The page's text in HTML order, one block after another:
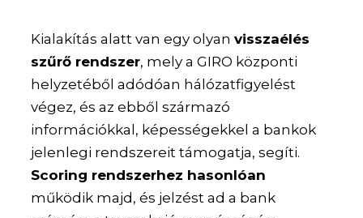
Kialakítás alatt van egy olyanvisszaélés
szűrő rendszer, mely a GIRO központi
helyzetéből adódóan hálózatfigyelést
végez, és az ebből származó
információkkal, képességekkel a bankok
jelenlegi rendszereit támogatja, segíti.
Scoring rendszerhez hasonlóan
működik majd, és jelzést ad a bank